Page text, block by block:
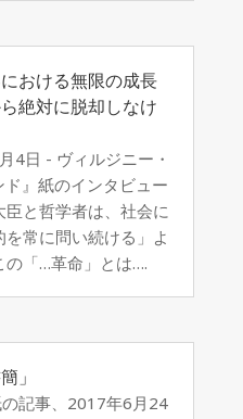
おける無限の成長
絶対に脱却しなけ
4日 - ヴィルジニー・
』紙のインタビュー
と哲学者は、社会に
常に問い続ける」よ
の「…革命」とは….
」
記事、2017年6月24